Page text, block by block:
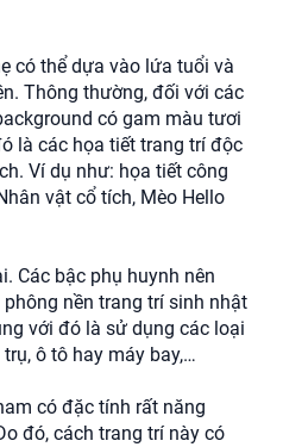
có thể dựa vào lứa tuổi và
Thông thường, đối với các
có gam màu tươi
là các họa tiết trang trí độc
Ví dụ như: họa tiết công
vật cổ tích, Mèo Hello
Các bậc phụ huynh nên
nền trang trí sinh nhật
với đó là sử dụng các loại
ô tô hay máy bay,…
có đặc tính rất năng
đó, cách trang trí này có